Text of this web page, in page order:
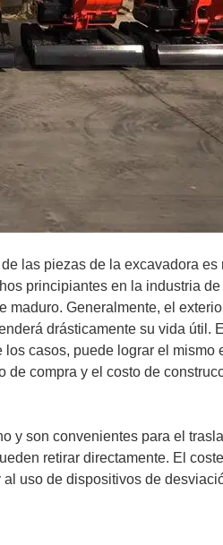
las piezas de la excavadora
principiantes en la industria de
Generalmente, el
drásticamente su vida útil.
casos, puede lograr el mismo
compra y el costo de
y son convenientes para el
retirar directamente. El
uso de dispositivos de